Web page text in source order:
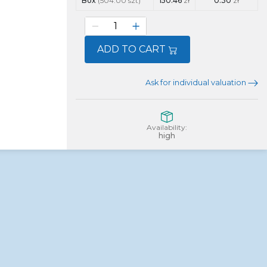
ADD TO CART
Ask for individual valuation
Availability:
high